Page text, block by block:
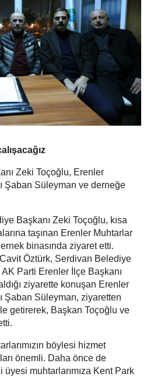
Zeki Toçoğlu, Erenler
Şaban Süleyman ve derneğe
Başkanı Zeki Toçoğlu, kısa
taşınan Erenler Muhtarlar
binasında ziyaret etti.
Öztürk, Serdivan Belediye
Parti Erenler İlçe Başkanı
ziyarette konuşan Erenler
Şaban Süleyman, ziyaretten
getirerek, Başkan Toçoğlu ve
böylesi hizmet
önemli. Daha önce de
muhtarlarımıza Kent Park